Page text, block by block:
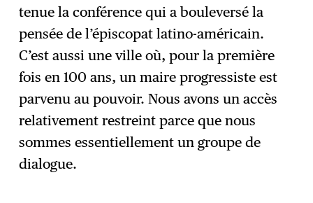
tenue la conférence qui a bouleversé la
pensée de l’épiscopat latino-américain.
C’est aussi une ville où, pour la première
fois en 100 ans, un maire progressiste est
parvenu au pouvoir. Nous avons un accès
relativement restreint parce que nous
sommes essentiellement un groupe de
dialogue.